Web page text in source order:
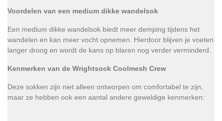
Voordelen van een medium dikke wandelsok
Een medium dikke wandelsok biedt meer demping tijdens het
wandelen en kan meer vocht opnemen. Hierdoor blijven je voeten
langer droog en wordt de kans op blaren nog verder verminderd.
Kenmerken van de Wrightsock Coolmesh Crew
Deze sokken zijn niet alleen ontworpen om comfortabel te zijn,
maar ze hebben ook een aantal andere geweldige kenmerken: